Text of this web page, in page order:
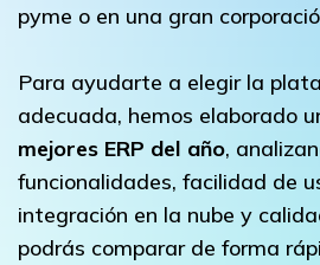
pyme o en una gran
Para ayudarte a elegir la
adecuada, hemos elaborado
mejores ERP del año,
funcionalidades, facilidad de
integración en la nube y
podrás comparar de forma